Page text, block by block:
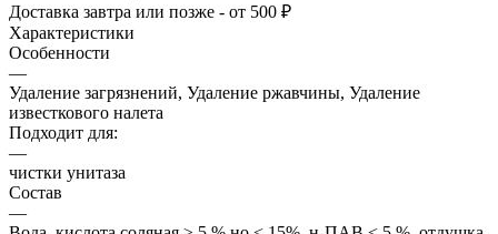
Доставка завтра или позже - от 500 ₽
Характеристики
Особенности
—
Удаление загрязнений, Удаление ржавчины, Удаление
известкового налета
Подходит для:
—
чистки унитаза
Состав
—